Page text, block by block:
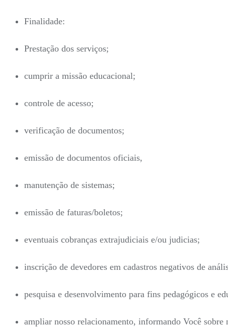
Finalidade:
Prestação dos serviços;
cumprir a missão educacional;
controle de acesso;
verificação de documentos;
emissão de documentos oficiais,
manutenção de sistemas;
emissão de faturas/boletos;
eventuais cobranças extrajudiciais e/ou judicias;
inscrição de devedores em cadastros negativos de
pesquisa e desenvolvimento para fins pedagógicos e
ampliar nosso relacionamento, informando Você